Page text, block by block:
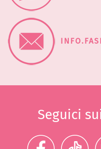
Seguici